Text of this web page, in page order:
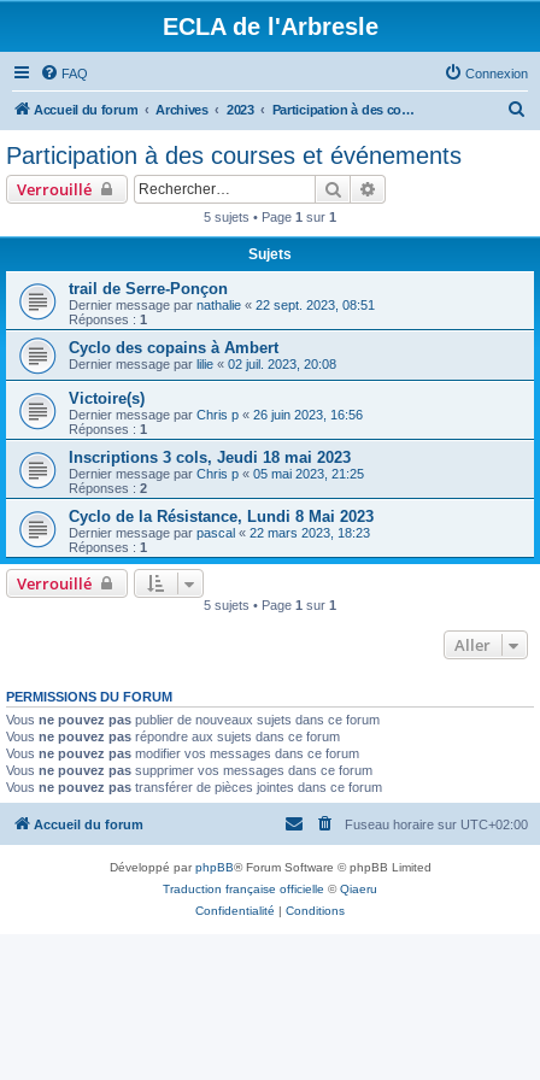
ECLA de l'Arbresle
FAQ Connexion
Accueil du forum Archives 2023 Participation à des courses et événements
Participation à des courses et événements
Verrouillé Rechercher
5 sujets • Page 1 sur 1
Sujets
trail de Serre-Ponçon
Dernier message par nathalie « 22 sept. 2023, 08:51
Réponses : 1
Cyclo des copains à Ambert
Dernier message par lilie « 02 juil. 2023, 20:08
Victoire(s)
Dernier message par Chris p « 26 juin 2023, 16:56
Réponses : 1
Inscriptions 3 cols, Jeudi 18 mai 2023
Dernier message par Chris p « 05 mai 2023, 21:25
Réponses : 2
Cyclo de la Résistance, Lundi 8 Mai 2023
Dernier message par pascal « 22 mars 2023, 18:23
Réponses : 1
Verrouillé
5 sujets • Page 1 sur 1
Aller
PERMISSIONS DU FORUM
Vous ne pouvez pas publier de nouveaux sujets dans ce forum
Vous ne pouvez pas répondre aux sujets dans ce forum
Vous ne pouvez pas modifier vos messages dans ce forum
Vous ne pouvez pas supprimer vos messages dans ce forum
Vous ne pouvez pas transférer de pièces jointes dans ce forum
Accueil du forum Fuseau horaire sur UTC+02:00
Développé parphpBB® Forum Software © phpBB Limited
Traduction française officielle ©Qiaeru
Confidentialité | Conditions